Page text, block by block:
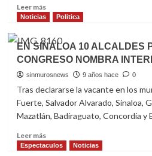
Leer másRead
more
FESTEJAN
EL
TRIUNFO
DE
TOMATEROS
CULIACÁN
EN
CALLES
Noticias Politica
EN SINALOA 10 ALCALDES
CONGRESO NOMBRA
sinmurosnews 9 años hace 0
Tras declararse la vacante en los
Fuerte, Salvador Alvarado, Sinaloa,
Mazatlán, Badiraguato, Concordia y
Leer másRead
more
Espectaculos Noticias